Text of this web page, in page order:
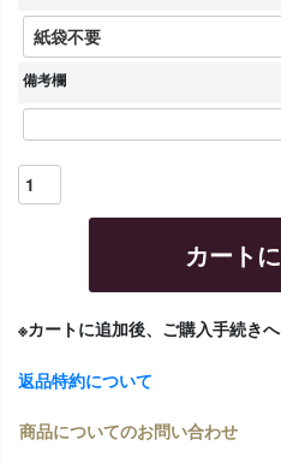
備考欄
カート
※カートに追加後、ご購入手続きへ
返品特約について
商品についてのお問い合わせ